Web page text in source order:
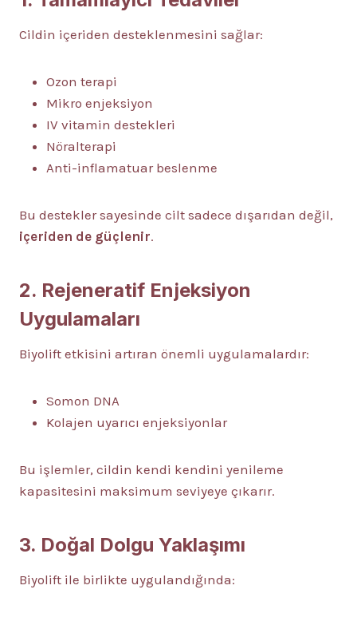
Cildin içeriden desteklenmesini sağlar:
Ozon terapi
Mikro enjeksiyon
IV vitamin destekleri
Nöralterapi
Anti-inflamatuar beslenme
Bu destekler sayesinde cilt sadece dışarıdan değil,
içeriden de güçlenir.
2. Rejeneratif Enjeksiyon
Uygulamaları
Biyolift etkisini artıran önemli uygulamalardır:
Somon DNA
Kolajen uyarıcı enjeksiyonlar
Bu işlemler, cildin kendi kendini yenileme
kapasitesini maksimum seviyeye çıkarır.
3. Doğal Dolgu Yaklaşımı
Biyolift ile birlikte uygulandığında: